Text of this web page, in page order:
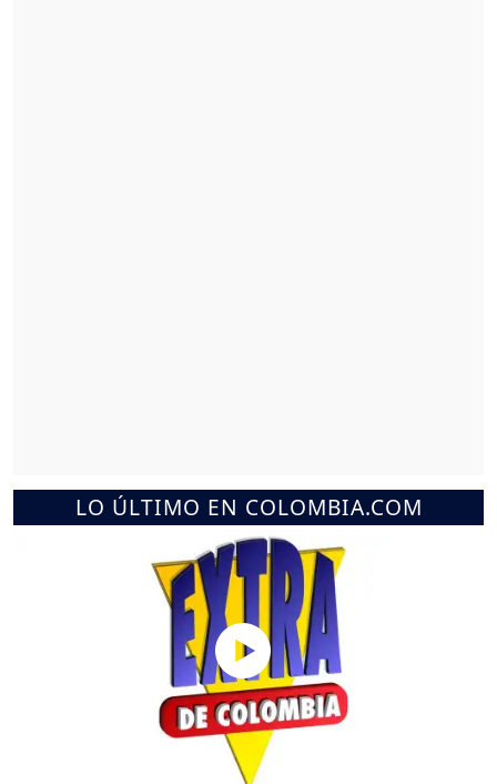
LO ÚLTIMO EN COLOMBIA.COM